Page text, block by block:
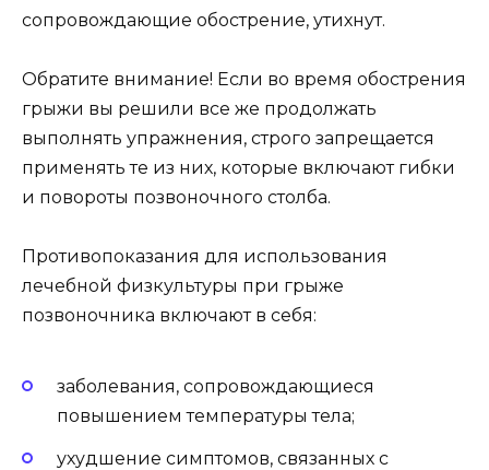
сопровождающие обострение, утихнут.
Обратите внимание! Если во время обострения
грыжи вы решили все же продолжать
выполнять упражнения, строго запрещается
применять те из них, которые включают гибки
и повороты позвоночного столба.
Противопоказания для использования
лечебной физкультуры при грыже
позвоночника включают в себя:
заболевания, сопровождающиеся
повышением температуры тела;
ухудшение симптомов, связанных с